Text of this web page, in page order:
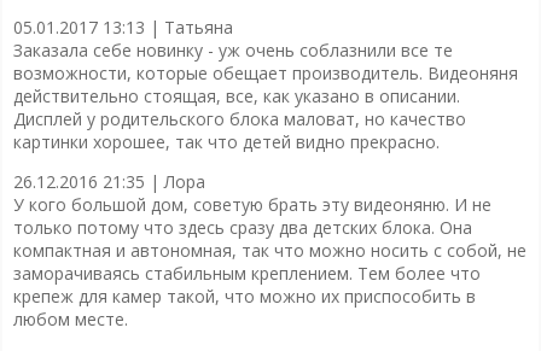
05.01.2017 13:13 | Татьяна
Заказала себе новинку - уж очень соблазнили все те
возможности, которые обещает производитель. Видеоняня
действительно стоящая, все, как указано в описании.
Дисплей у родительского блока маловат, но качество
картинки хорошее, так что детей видно прекрасно.
26.12.2016 21:35 | Лора
У кого большой дом, советую брать эту видеоняню. И не
только потому что здесь сразу два детских блока. Она
компактная и автономная, так что можно носить с собой, не
заморачиваясь стабильным креплением. Тем более что
крепеж для камер такой, что можно их приспособить в
любом месте.